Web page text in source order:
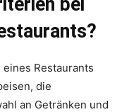
Restaurants
die
an Getränken und